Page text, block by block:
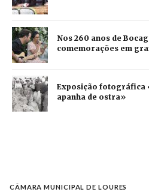
Nos 260 anos de
comemorações em
Exposição fotográfica
apanha de ostra»
CÂMARA MUNICIPAL DE LOURES